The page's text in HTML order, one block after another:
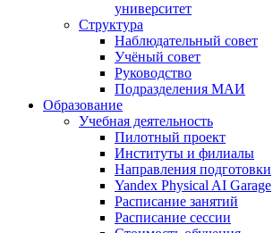
университет
Структура
Наблюдательный совет
Учёный совет
Руководство
Подразделения МАИ
Образование
Учебная деятельность
Пилотный проект
Институты и филиалы
Направления подготовки
Yandex Physical AI Garage
Расписание занятий
Расписание сессии